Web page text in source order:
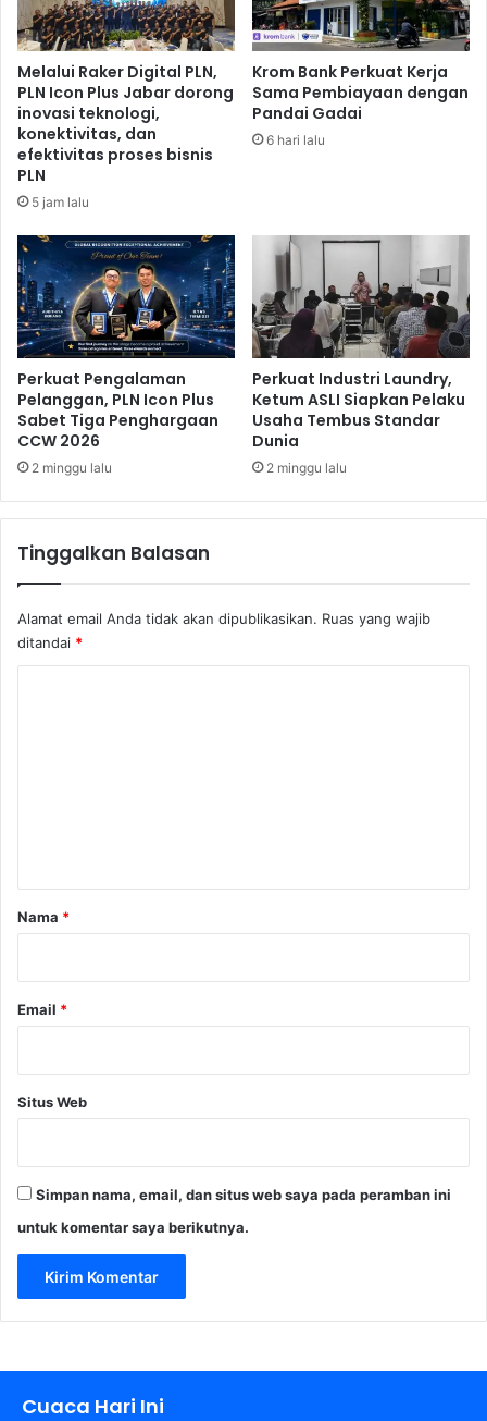
t
e
r
i
m
a
8
8
U
K
M
e
r
m
a
S
u
m
b
n
g
a
n
A
s
i
n
g
Melalui Raker Digital PLN,
PLN Icon Plus Jabar dorong
inovasi teknologi,
konektivitas, dan
efektivitas proses bisnis
PLN
5 jam lalu
Krom Bank Perkuat Kerja
Sama Pembiayaan dengan
Pandai Gadai
6 hari lalu
Perkuat Pengalaman
Pelanggan, PLN Icon Plus
Sabet Tiga Penghargaan
CCW 2026
2 minggu lalu
Perkuat Industri Laundry,
Ketum ASLI Siapkan Pelaku
Usaha Tembus Standar
Dunia
2 minggu lalu
Tinggalkan Balasan
Alamat email Anda tidak akan dipublikasikan. Ruas yang wajib
ditandai *
rNama *
Email *
Situs Web
Simpan nama, email, dan situs web saya pada peramban ini
untuk komentar saya berikutnya.
Cuaca Hari Ini